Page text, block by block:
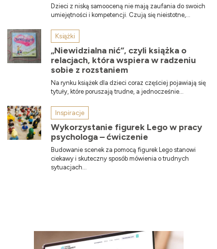
Dzieci z niską samooceną nie mają zaufania do swoich
umiejętności i kompetencji. Czują się nieistotne,...
Książki
„Niewidzialna nić”, czyli książka o
relacjach, która wspiera w radzeniu
sobie z rozstaniem
Na rynku książek dla dzieci coraz częściej pojawiają się
tytuły, które poruszają trudne, a jednocześnie...
Inspiracje
Wykorzystanie figurek Lego w pracy
psychologa – ćwiczenie
Budowanie scenek za pomocą figurek Lego stanowi
ciekawy i skuteczny sposób mówienia o trudnych
sytuacjach...